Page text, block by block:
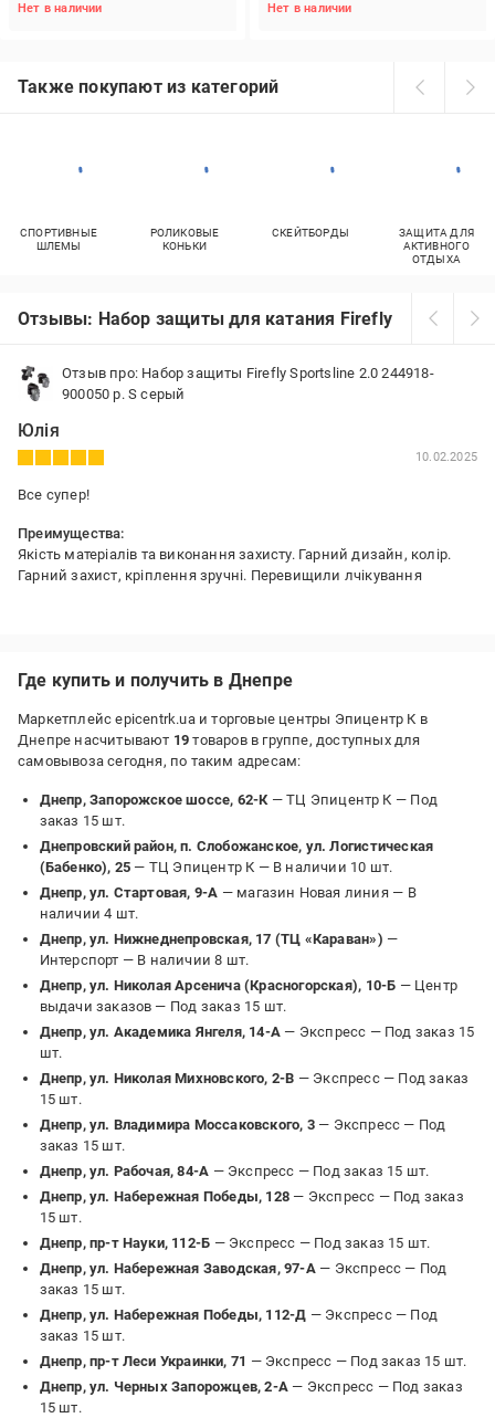
Нет в наличии Нет в наличии
Также покупают из категорий
СПОРТИВНЫЕ
ШЛЕМЫ
РОЛИКОВЫЕ
КОНЬКИ
СКЕЙТБОРДЫ
ЗАЩИТА ДЛЯ
АКТИВНОГО
ОТДЫХА
Отзывы: Набор защиты для катания Firefly в Днепре
Отзыв про: Набор защиты Firefly Sportsline 2.0 244918-
900050 р. S серый
Юлія
10.02.2025
Все супер!
Преимущества:
Якість матеріалів та виконання захисту. Гарний дизайн, колір.
Гарний захист, кріплення зручні. Перевищили лчікування
Где купить и получить в Днепре
Маркетплейс epicentrk.ua и торговые центры Эпицентр К в
Днепре насчитывают 19 товаров в группе, доступных для
самовывоза сегодня, по таким адресам:
Днепр, Запорожское шоссе, 62-К— ТЦ Эпицентр К — Под
заказ 15 шт.
Днепровский район, п. Слобожанское, ул. Логистическая
(Бабенко), 25 — ТЦ Эпицентр К — В наличии 10 шт.
Днепр, ул. Стартовая, 9-А — магазин Новая линия — В
наличии 4 шт.
Днепр, ул. Нижнеднепровская, 17 (ТЦ «Караван») —
Интерспорт — В наличии 8 шт.
Днепр, ул. Николая Арсенича (Красногорская), 10-Б — Центр
выдачи заказов — Под заказ 15 шт.
Днепр, ул. Академика Янгеля, 14-А — Экспресс — Под заказ 15
шт.
Днепр, ул. Николая Михновского, 2-В — Экспресс — Под заказ
15 шт.
Днепр, ул. Владимира Моссаковского, 3— Экспресс — Под
заказ 15 шт.
Днепр, ул. Рабочая, 84-А — Экспресс — Под заказ 15 шт.
Днепр, ул. Набережная Победы, 128 — Экспресс — Под заказ
15 шт.
Днепр, пр-т Науки, 112-Б — Экспресс — Под заказ 15 шт.
Днепр, ул. Набережная Заводская, 97-А— Экспресс — Под
заказ 15 шт.
Днепр, ул. Набережная Победы, 112-Д — Экспресс — Под
заказ 15 шт.
Днепр, пр-т Леси Украинки, 71 — Экспресс — Под заказ 15 шт.
Днепр, ул. Черных Запорожцев, 2-А — Экспресс — Под заказ
15 шт.